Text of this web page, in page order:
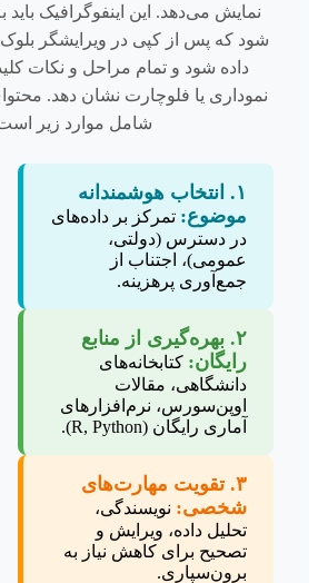
نمایش می‌دهد. این اینفوگرافیک
شود که پس از کپی در ویرایشگر
داده شود و تمام مراحل و نکات
نموداری یا فلوچارت نشان دهد.
شامل موارد زیر
۱. انتخاب هوشمندانه
موضوع: تمرکز بر داده‌های
در دسترس (دولتی،
عمومی)، اجتناب از
جمع‌آوری پرهزینه.
۲. بهره‌گیری از منابع
رایگان: کتابخانه‌های
دانشگاهی، مقالات
اوپن‌سورس، نرم‌افزارهای
آماری رایگان (R, Python).
۳. تقویت مهارت‌های
شخصی: نویسندگی،
تحلیل داده، ویرایش و
تصحیح برای کاهش نیاز به
برون‌سپاری.